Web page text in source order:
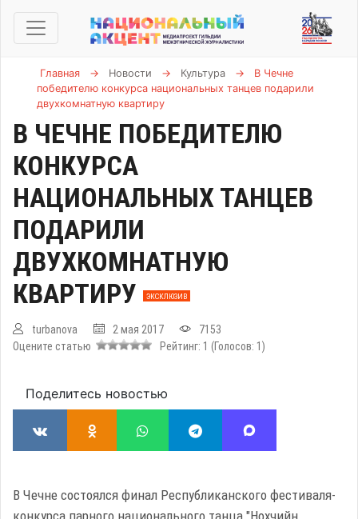
Главная → Новости → Культура →
В Чечне
победителю конкурса национальных танцев подарили
двухкомнатную квартиру
В ЧЕЧНЕ ПОБЕДИТЕЛЮ
КОНКУРСА
НАЦИОНАЛЬНЫХ ТАНЦЕВ
ПОДАРИЛИ
ДВУХКОМНАТНУЮ
КВАРТИРУ
ЭКСКЛЮЗИВ
turbanova 2 мая 2017
7153
Оцените статью
Рейтинг: 1 (Голосов: 1 )
Поделитесь новостью
В Чечне состоялся финал Республиканского фестиваля-
конкурса парного национального танца "Нохчийн